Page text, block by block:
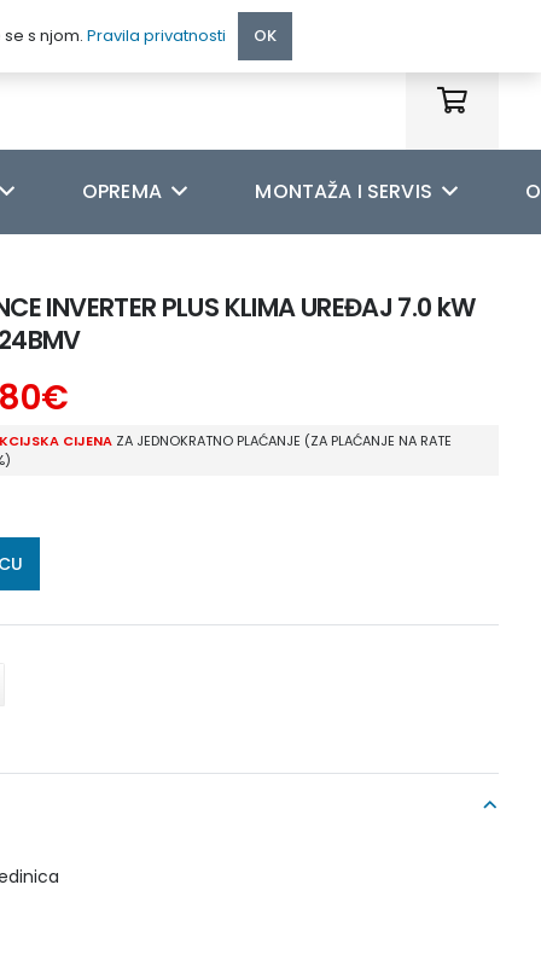
OPREMA MONTAŽA I SERVIS
INVERTER PLUS KLIMA UREĐAJ 7.0 kW
€
CIJENA ZA JEDNOKRATNO PLAĆANJE (ZA PLAĆANJE NA RATE
s njom. Pravila privatnosti OK